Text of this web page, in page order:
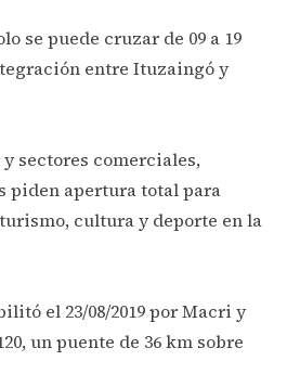
se puede cruzar de 09 a 19
entre Ituzaingó y
sectores comerciales,
piden apertura total para
cultura y deporte en la
el 23/08/2019 por Macri y
un puente de 36 km sobre